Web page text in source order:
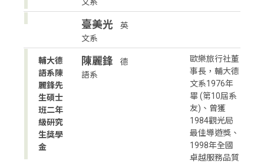
臺美光
英
文系
輔大德
語系陳
麗鋒先
生碩士
班二年
級研究
生獎學
金
陳麗鋒
德
語系
歐樂旅行社董
事長，輔大德
文系1976年
畢 (第10屆系
友)、曾獲
1984觀光局
最佳導遊獎、
1998年全國
卓越服務品質